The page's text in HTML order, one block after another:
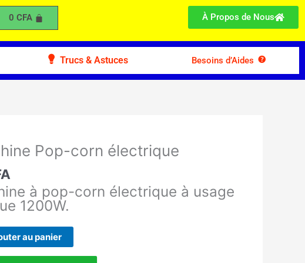
0 CFA À Propos de Nous
Trucs & Astuces Besoins d’Aides
Pop-corn électrique
à pop-corn électrique à usage
1200W.
au panier